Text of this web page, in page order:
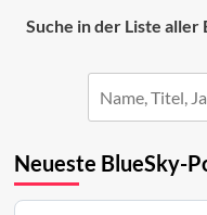
Suche in der Liste aller
Neueste BlueSky-